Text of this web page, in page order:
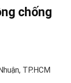
chống
TP.HCM